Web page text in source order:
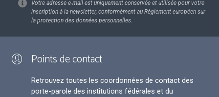
Votre adresse e-mail est uniquement conservée et utilisée pour votre
inscription à la newsletter, conformément au Règlement européen sur
la protection des données personnelles.
Points de contact
Retrouvez toutes les coordonnées de contact des
porte-parole des institutions fédérales et du